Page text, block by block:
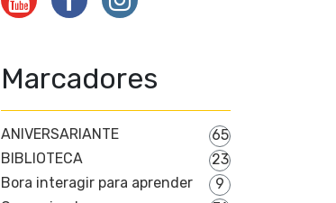
Marcadores
ANIVERSARIANTE
65
BIBLIOTECA
23
Bora interagir para aprender
9